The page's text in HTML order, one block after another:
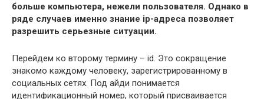
больше компьютера, нежели пользователя. Однако в
ряде случаев именно знание ip-адреса позволяет
разрешить серьезные ситуации.
Перейдем ко второму термину – id. Это сокращение
знакомо каждому человеку, зарегистрированному в
социальных сетях. Под айди понимается
идентификационный номер, который присваивается